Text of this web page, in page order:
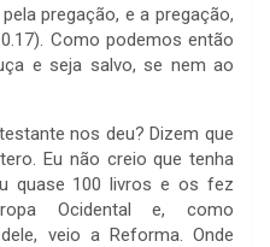
pregação, e a pregação,
Como podemos então
e seja salvo, se nem ao
nos deu? Dizem que
Eu não creio que tenha
quase 100 livros e os fez
Ocidental e, como
veio a Reforma. Onde